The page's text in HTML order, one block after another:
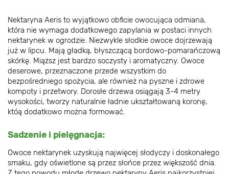
Nektaryna Aeris to wyjątkowo obficie owocująca odmiana,
która nie wymaga dodatkowego zapylania w postaci innych
nektarynek w ogrodzie. Niezwykle słodkie owoce dojrzewają
już w lipcu. Mają gładką, błyszczącą bordowo-pomarańczową
skórkę. Miąższ jest bardzo soczysty i aromatyczny. Owoce
deserowe, przeznaczone przede wszystkim do
bezpośredniego spożycia, ale również na pyszne i zdrowe
kompoty i przetwory. Dorosłe drzewa osiągają 3-4 metry
wysokości, tworzy naturalnie ładnie ukształtowaną koronę,
któą dodatkowo można formować.
Sadzenie i pielęgnacja:
Owoce nektarynek uzyskują najwięcej słodyczy i doskonałego
smaku, gdy oświetlone są przez słońce przez większość dnia.